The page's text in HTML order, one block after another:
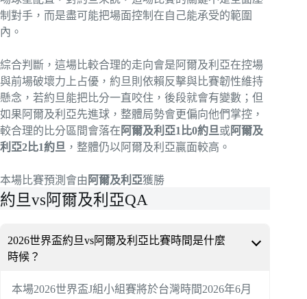
制對手，而是盡可能把場面控制在自己能承受的範圍
內。
綜合判斷，這場比較合理的走向會是阿爾及利亞在控場
與前場破壞力上占優，約旦則依賴反擊與比賽韌性維持
懸念，若約旦能把比分一直咬住，後段就會有變數；但
如果阿爾及利亞先進球，整體局勢會更偏向他們掌控，
較合理的比分區間會落在 阿爾及利亞1比0約旦或阿爾及
利亞2比1約旦 ，整體仍以阿爾及利亞贏面較高。
本場比賽預測會由 阿爾及利亞獲勝
約旦vs阿爾及利亞QA
2026世界盃約旦vs阿爾及利亞比賽時間是什麼
時候？
本場2026世界盃J組小組賽將於台灣時間2026年6月